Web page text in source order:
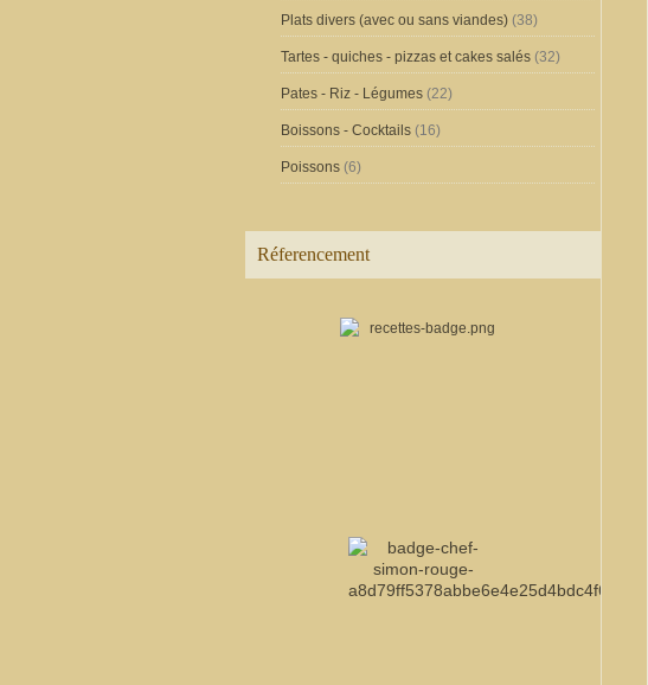
Plats divers (avec ou sans viandes) (38)
Tartes - quiches - pizzas et cakes salés (32)
Pates - Riz - Légumes (22)
Boissons - Cocktails (16)
Poissons (6)
Réferencement